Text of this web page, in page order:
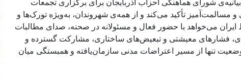
تأکید می‌کند و از همه‌ی شهروندان، به‌ویژه تورک‌ها و
ایران می‌خواهد با حضور فعال و مسئولانه در صحنه، صدای مطالبات
فشارهای معیشتی و تبعیض‌های ساختاری، مشارکت گسترده و
تنها از مسیر اعتراضات مدنی سازمان‌یافته و همبستگی میان